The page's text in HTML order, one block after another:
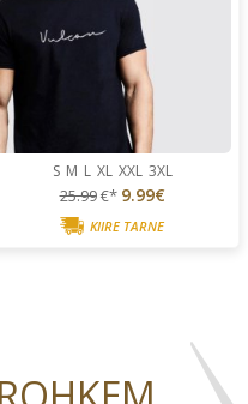
S M L XL XXL 3XL
25.99€* 9.99€
KIIRE TARNE